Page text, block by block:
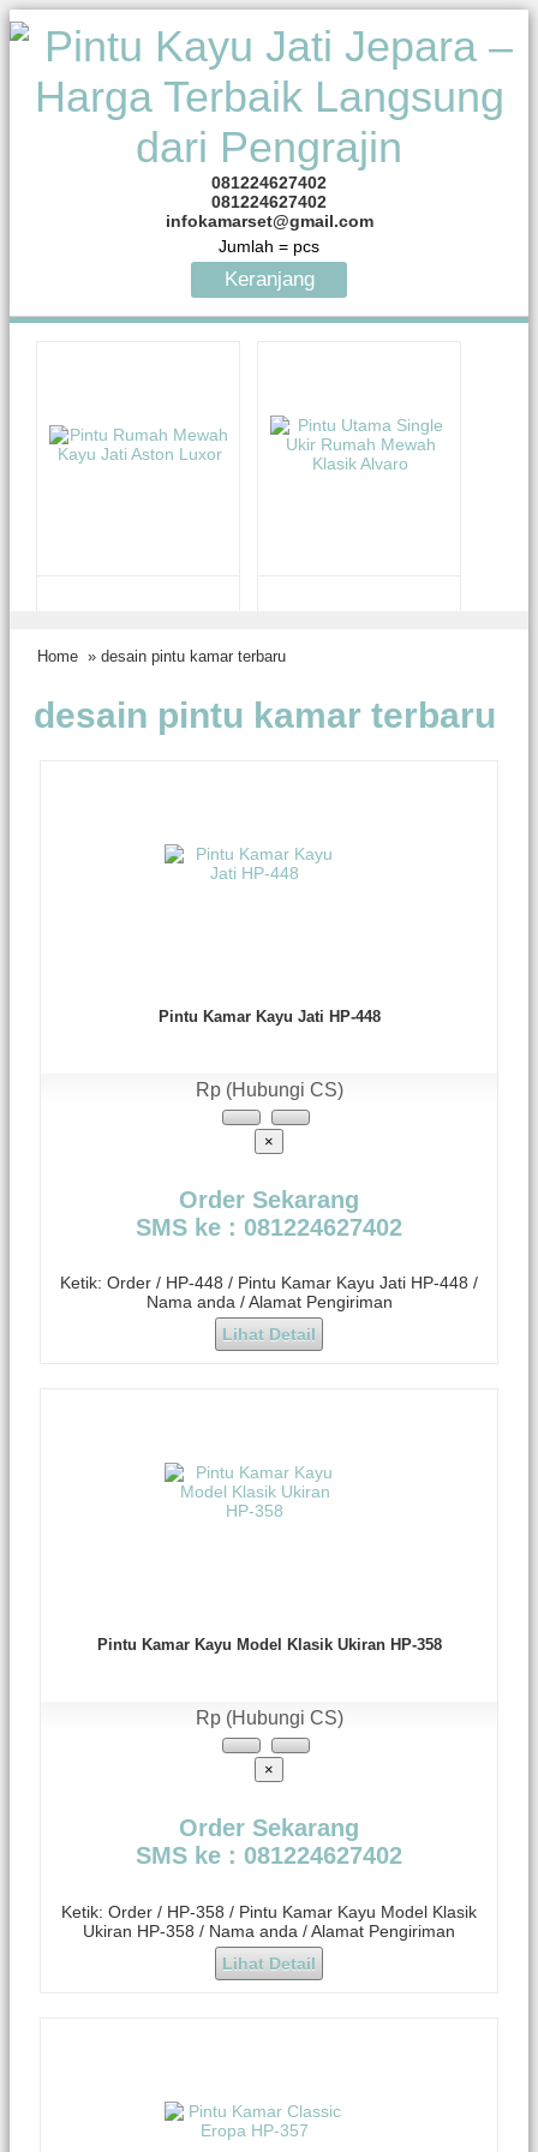
081224627402
081224627402
infokamarset@gmail.com
Jumlah = pcs
Keranjang
Home » desain pintu kamar terbaru
desain pintu kamar terbaru
Pintu Kamar Kayu Jati HP-448
Rp (Hubungi CS)
×
Order Sekarang
SMS ke : 081224627402
Ketik: Order / HP-448 / Pintu Kamar Kayu Jati HP-448 /
Nama anda / Alamat Pengiriman
Lihat Detail
Pintu Kamar Kayu Model Klasik Ukiran HP-358
Rp (Hubungi CS)
×
Order Sekarang
SMS ke : 081224627402
Ketik: Order / HP-358 / Pintu Kamar Kayu Model Klasik
Ukiran HP-358 / Nama anda / Alamat Pengiriman
Lihat Detail